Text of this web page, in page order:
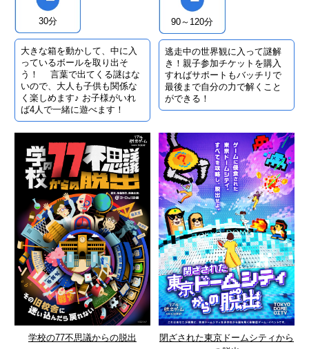
30分
大きな箱を動かして、中に入
っているボールを取り出そ
う！ 言葉で出てくる謎はな
いので、大人も子供も関係な
く楽しめます♪ お子様がいれ
ば4人で一緒に遊べます！
90～120分
逃走中の世界観に入って謎解
き！親子参加チケットを購入
すればサポートもバッチリで
最後まで自分の力で解くこと
ができる！
学校の77不思議からの脱出
閉ざされた東京ドームシティから